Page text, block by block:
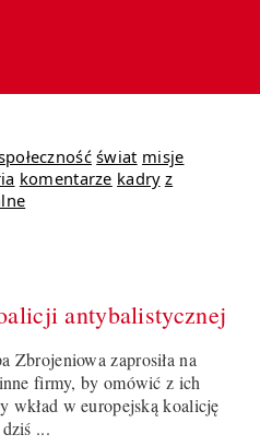
świat misje
komentarze kadry z
antybalistycznej
Zbrojeniowa zaprosiła na
firmy, by omówić z ich
wkład w europejską koalicję
...